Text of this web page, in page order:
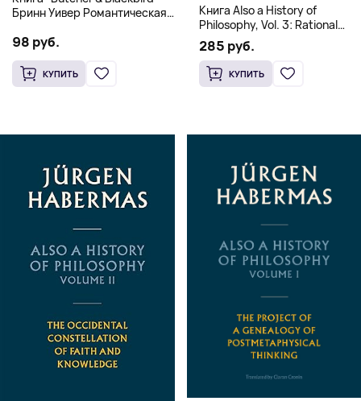
Бринн Уивер Романтическая
(18+)
98 руб.
КУПИТЬ
Книга Also a History of
Philosophy, Vol. 3: Rational
Freedom. Traces of the
Discourse on Faith and
Knowledge (Твердый
переплет)
285 руб.
КУПИТЬ